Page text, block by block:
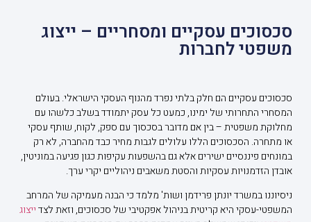
סכסוכים עסקיים ומסחריים – ייצוג
משפטי לחברות
סכסוכים עסקיים הם חלק בלתי נפרד מהנוף העסקי הישראלי. בעולם
המסחרי התחרותי של ימינו, כמעט כל עסק יתמודד בשלב כלשהו עם
מחלוקת משפטית – בין אם מדובר בסכסוך עם ספק, לקוח, שותף עסקי
או מתחרה. הסכסוכים הללו עלולים לגבות מחיר כבד מהחברה, לא רק
במונחים פיננסיים ישירים אלא גם בהשפעות עקיפות כגון פגיעה במוניטין,
אובדן הזדמנויות עסקיות והסטת משאבים ניהוליים יקרי ערך.
ניסיוננו במשרד יונתן פרידמן ושות' מלמד כי הבנה מעמיקה של המרחב
המשפטי-עסקי היא קריטית בניהול אפקטיבי של סכסוכים, וזאת לצדייצוג